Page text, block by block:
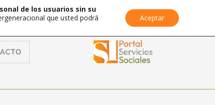
de los usuarios sin su
que usted podrá
Aceptar